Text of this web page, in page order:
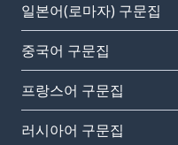
일본어(로마자) 구문집
중국어 구문집
프랑스어 구문집
러시아어 구문집